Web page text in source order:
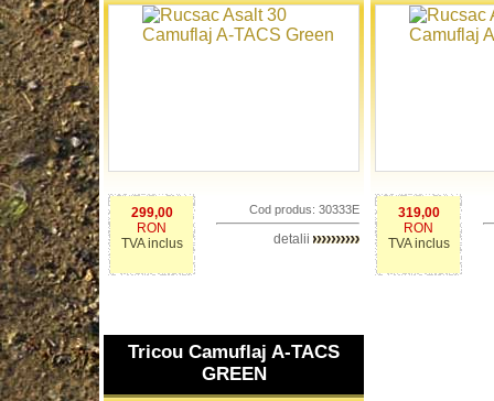
299,00
RON
TVA inclus
Cod produs: 30333E
detalii
319,00
RON
TVA inclus
Tricou Camuflaj A-TACS
GREEN